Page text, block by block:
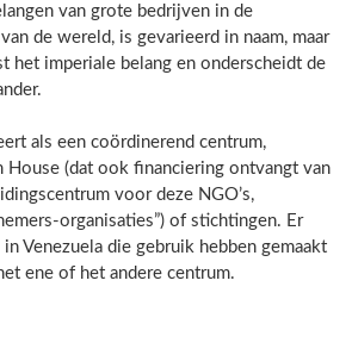
van grote bedrijven in de
de wereld, is gevarieerd in naam, maar
het imperiale belang en onderscheidt de
als een coördinerend centrum,
House (dat ook financiering ontvangt van
voor deze NGO’s,
organisaties”) of stichtingen. Er
Venezuela die gebruik hebben gemaakt
ene of het andere centrum.